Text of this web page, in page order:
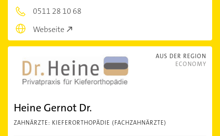
0511 28 10 68
Webseite
AUS DER REGION
ECONOMY
Heine Gernot Dr.
ZAHNÄRZTE: KIEFERORTHOPÄDIE (FACHZAHNÄRZTE)